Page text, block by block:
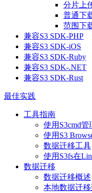
分片上
普通下
范围下
兼容S3 SDK-PHP
兼容S3 SDK-iOS
兼容S3 SDK-Ruby
兼容S3 SDK-.NET
兼容S3 SDK-Rust
最佳实践
工具指南
使用S3cmd管
使用S3
数据迁移工具
使用S3fs在
数据迁移
数据迁移概述
本地数据迁移